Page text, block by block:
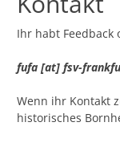
Ihr habt Feedback
fufa [at] fsv-
Wenn ihr Kontakt
historisches